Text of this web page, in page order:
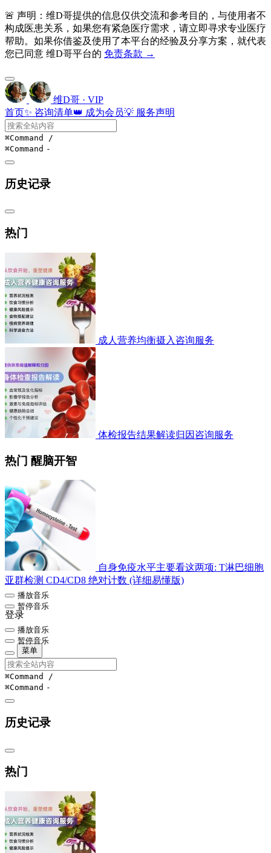
🚨 声明：维D哥提供的信息仅供交流和参考目的，与使用者不
构成医患关系，如果您有紧急医疗需求，请立即寻求专业医疗
帮助。如果你借鉴及使用了本平台的经验及分享方案，就代表
您已同意 维D哥平台的 免责条款 →
维D哥 · VIP
首页✨ 咨询清单👑 成为会员💡 服务声明
⌘Command /
⌘Command -
历史记录
热门
成人营养均衡摄入咨询服务
体检报告结果解读归因咨询服务
热门 醒脑开智
自身免疫水平主要看这两项: T淋巴细胞
亚群检测 CD4/CD8 绝对计数 (详细易懂版)
播放音乐
暂停音乐
登录
播放音乐
暂停音乐
菜单
⌘Command /
⌘Command -
历史记录
热门